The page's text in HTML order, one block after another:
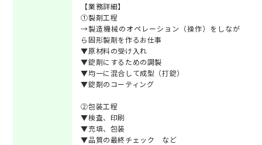
【業務詳細】
①製剤工程
→製造機械のオペレーション（操作）をしなが
ら固形製剤を作るお仕事
▼原材料の受け入れ
▼錠剤にするための調製
▼均一に混合して成型（打錠）
▼錠剤のコーティング
②包装工程
▼検査、印刷
▼充填、包装
▼品質の最終チェック など